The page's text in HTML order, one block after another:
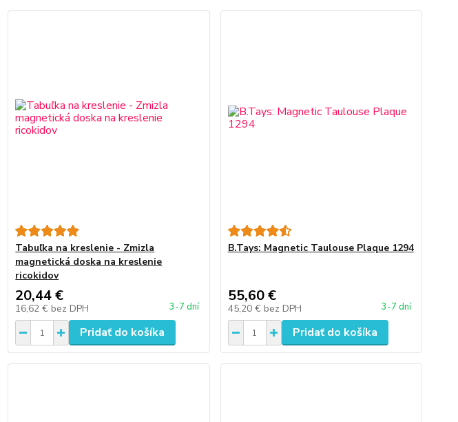
Tabuľka na kreslenie - Zmizla
magnetická doska na kreslenie
ricokidov
20,44 €
16,62 € bez DPH 3-7 dní
Pridať do košíka
B.Tays: Magnetic Taulouse Plaque 1294
55,60 €
45,20 € bez DPH 3-7 dní
Pridať do košíka